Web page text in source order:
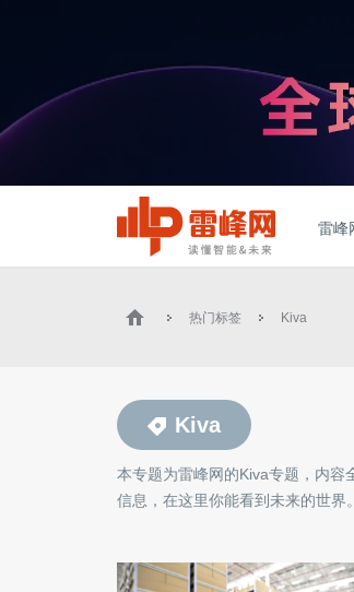
雷峰
热门标签 Kiva
Kiva
本专题为雷峰网的Kiva专题，内容
信息，在这里你能看到未来的世界。